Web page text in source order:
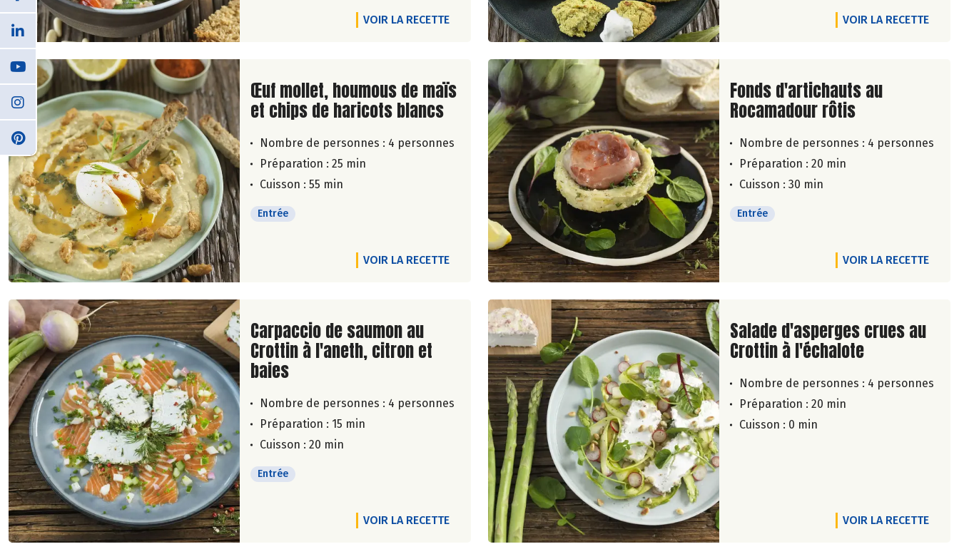
VOIR LA RECETTE VOIR LA RECETTE
Lire la suite de la recette
Œuf mollet, houmous de maïs
et chips de haricots blancs
Nombre de personnes : 4 personnes
Préparation : 25 min
Cuisson : 55 min
Entrée
VOIR LA RECETTE
Lire la suite de la recette
Fonds d'artichauts au
Rocamadour rôtis
Nombre de personnes : 4 personnes
Préparation : 20 min
Cuisson : 30 min
Entrée
VOIR LA RECETTE
Lire la suite de la recette
Carpaccio de saumon au
Crottin à l'aneth, citron et
baies
Nombre de personnes : 4 personnes
Préparation : 15 min
Cuisson : 20 min
Entrée
VOIR LA RECETTE
Lire la suite de la recette
Salade d'asperges crues au
Crottin à l'échalote
Nombre de personnes : 4 personnes
Préparation : 20 min
Cuisson : 0 min
VOIR LA RECETTE